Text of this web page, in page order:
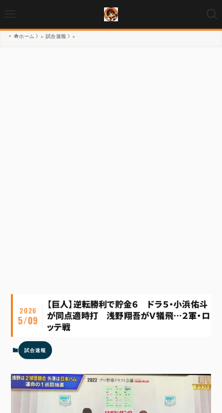
ホーム 試合速報
【巨人】逆転勝利で貯金６ ドラ５・小浜佑斗
が同点適時打 浅野翔吾がＶ犠飛…２軍・ロ
ッテ戦
2026
5/09
試合速報